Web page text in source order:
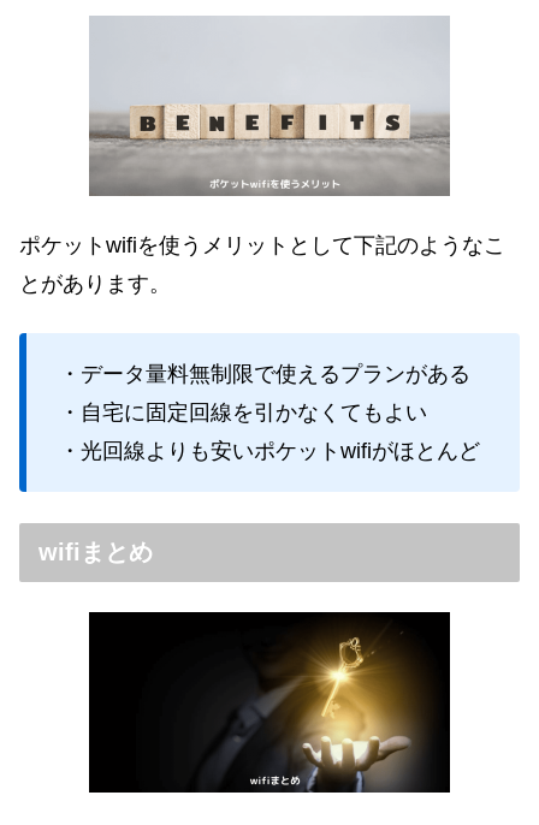
ポケットwifiを使うメリットとして下記のようなこ
とがあります。
・データ量料無制限で使えるプランがある
・自宅に固定回線を引かなくてもよい
・光回線よりも安いポケットwifiがほとんど
wifiまとめ